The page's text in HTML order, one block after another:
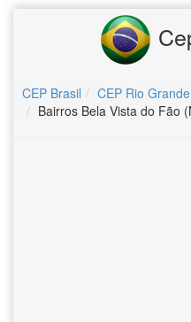
CEP Brasil
CEP Rio
Bairros Bela Vista do Fão